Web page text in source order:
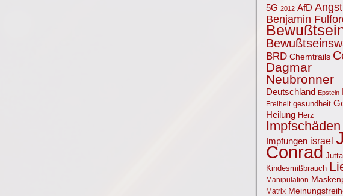
5G 2012 AfD Angst
Benjamin
BRD Chemtrails
Dagmar
Neubronner
Deutschland Epstein
Freiheit gesundheit
Heilung Herz
Impfschäden
Impfungen israel
Conrad
Kindesmißbrauch
Manipulation
Matrix